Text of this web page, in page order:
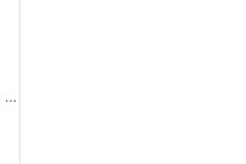
(126)